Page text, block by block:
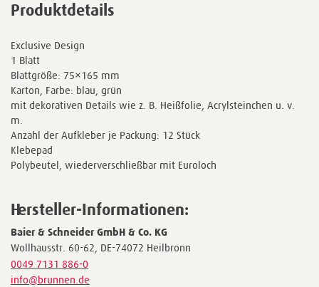
Produktdetails
Exclusive Design
1 Blatt
Blattgröße: 75×165 mm
Karton, Farbe: blau, grün
mit dekorativen Details wie z. B. Heißfolie, Acrylsteinchen u. v.
m.
Anzahl der Aufkleber je Packung: 12 Stück
Klebepad
Polybeutel, wiederverschließbar mit Euroloch
Hersteller-Informationen:
Baier & Schneider GmbH & Co. KG
Wollhausstr. 60-62, DE-74072 Heilbronn
0049 7131 886-0
info@brunnen.de